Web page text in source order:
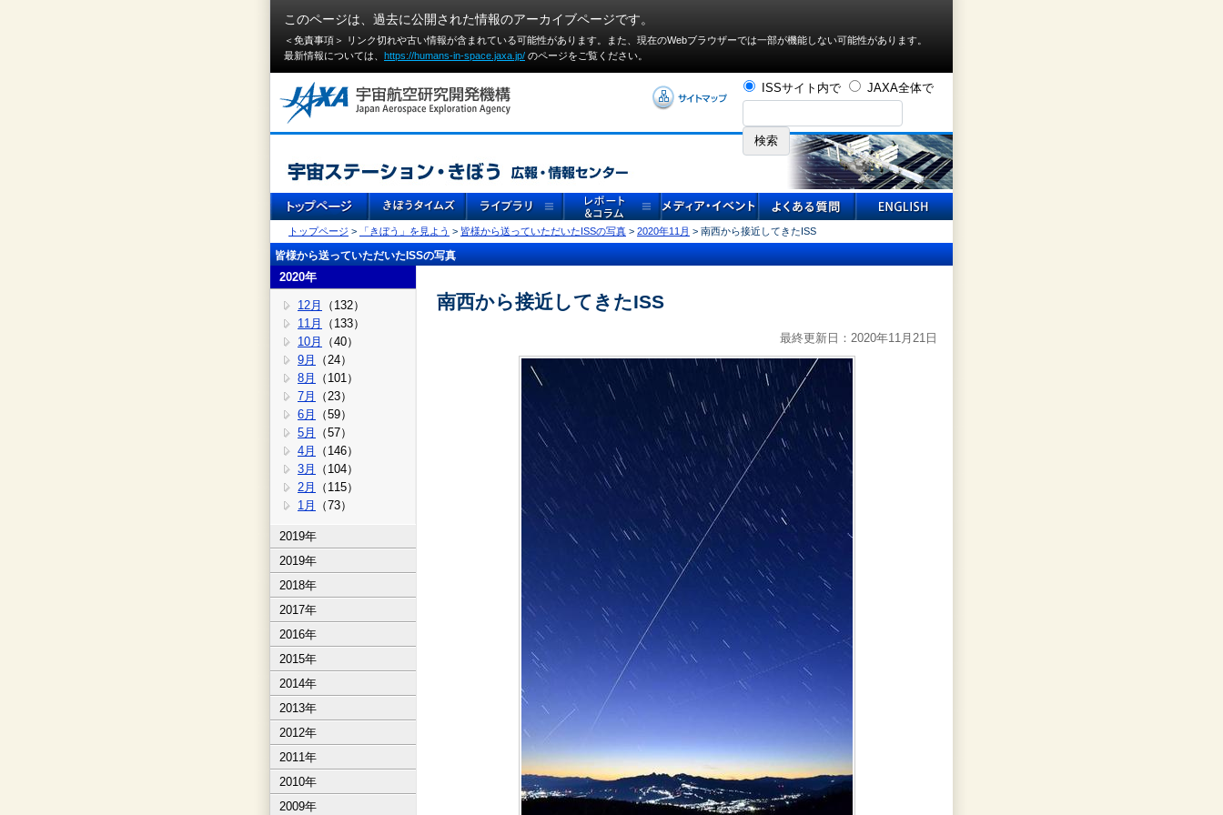
このページは、過去に公開された情報のアーカイブページです。
＜免責事項＞ リンク切れや古い情報が含まれている可能性があります。また、現在のWebブラウザーでは⼀部が機能しない可能性があります。
最新情報については、 https://humans-in-space.jaxa.jp/ のページをご覧ください。
ISSサイト内で JAXA全体で
トップページ > 「きぼう」を見よう > 皆様から送っていただいたISSの写真 > 2020年11月 > 南西から接近してきたISS
皆様から送っていただいたISSの写真
2020年
12月
（132）
11月
（133）
10月
（40）
9月
（24）
8月
（101）
7月
（23）
6月
（59）
5月
（57）
4月
（146）
3月
（104）
2月
（115）
1月
（73）
2019年
2019年
2018年
2017年
2016年
2015年
2014年
2013年
2012年
2011年
2010年
2009年
南西から接近してきたISS
最終更新日：2020年11月21日